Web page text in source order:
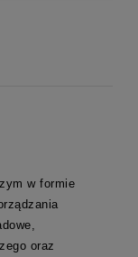
w formie
oraz